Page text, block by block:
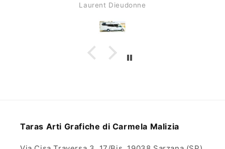
Laurent Dieudonne
Taras Arti Grafiche di Carmela Malizia